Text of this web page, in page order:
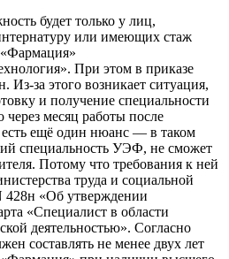
будет только у лиц,
или имеющих стаж
При этом в приказе
Из-за этого возникает ситуация,
и получение специальности
месяц работы после
ещё один нюанс — в таком
специальность УЭФ, не сможет
Потому что требования к ней
труда и социальной
428н «Об утверждении
«Специалист в области
деятельностью». Согласно
составлять не менее двух лет